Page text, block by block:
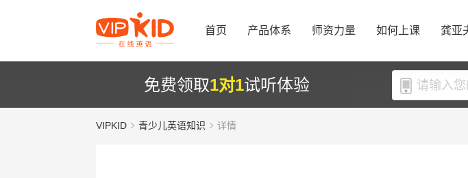
首页 产品体系 师资力量 如何上课 龚亚
免费领取1对1试听体验
VIPKID 青少儿英语知识 详情